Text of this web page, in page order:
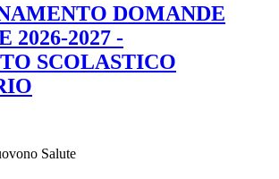
DOMANDE
2026-2027 -
SCOLASTICO